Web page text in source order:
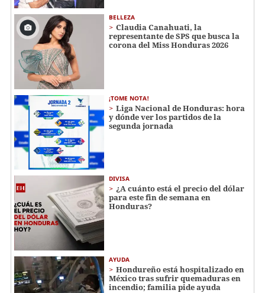
BELLEZA
Claudia Canahuati, la
representante de SPS que busca la
corona del Miss Honduras 2026
¡TOME NOTA!
Liga Nacional de Honduras: hora
y dónde ver los partidos de la
segunda jornada
DIVISA
¿A cuánto está el precio del dólar
para este fin de semana en
Honduras?
AYUDA
Hondureño está hospitalizado en
México tras sufrir quemaduras en
incendio; familia pide ayuda